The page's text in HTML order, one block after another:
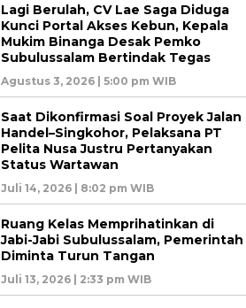
Lagi Berulah, CV Lae Saga Diduga
Kunci Portal Akses Kebun, Kepala
Mukim Binanga Desak Pemko
Subulussalam Bertindak Tegas
Agustus 3, 2026 | 5:00 pm WIB
Saat Dikonfirmasi Soal Proyek Jalan
Handel–Singkohor, Pelaksana PT
Pelita Nusa Justru Pertanyakan
Status Wartawan
Juli 14, 2026 | 8:02 pm WIB
Ruang Kelas Memprihatinkan di
Jabi-Jabi Subulussalam, Pemerintah
Diminta Turun Tangan
Juli 13, 2026 | 2:33 pm WIB